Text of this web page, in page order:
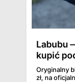
Labubu
kupić
Oryginalny
zł, na